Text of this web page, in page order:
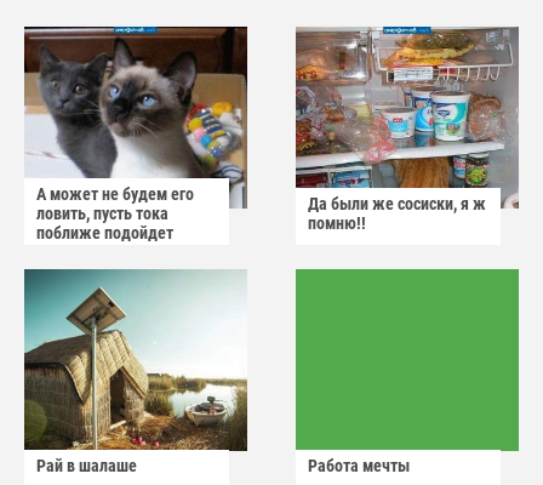
А может не будем его
ловить, пусть тока
поближе подойдет
Да были же сосиски, я ж
помню!!
Рай в шалаше Работа мечты